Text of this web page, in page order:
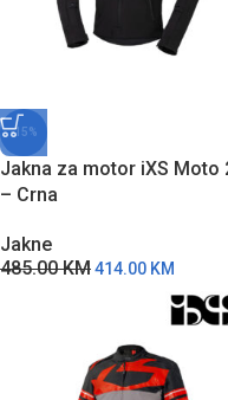
-15%
Jakna za motor iXS Moto
– Crna
Jakne
485.00KM414.00 KM